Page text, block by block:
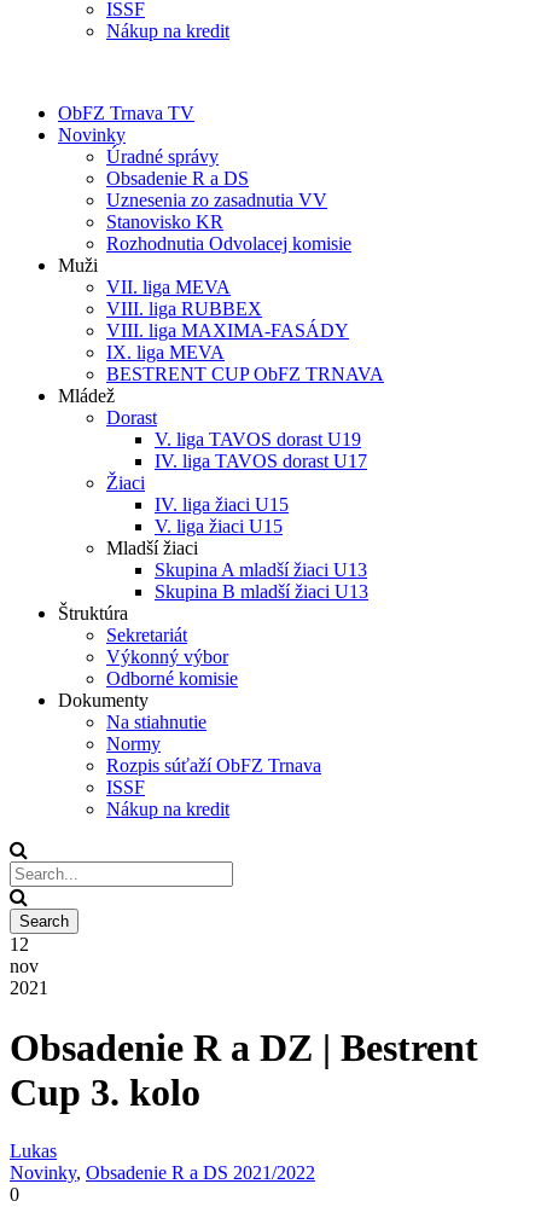
ISSF
Nákup na kredit
ObFZ Trnava TV
Novinky
Úradné správy
Obsadenie R a DS
Uznesenia zo zasadnutia VV
Stanovisko KR
Rozhodnutia Odvolacej komisie
Muži
VII. liga MEVA
VIII. liga RUBBEX
VIII. liga MAXIMA-FASÁDY
IX. liga MEVA
BESTRENT CUP ObFZ TRNAVA
Mládež
Dorast
V. liga TAVOS dorast U19
IV. liga TAVOS dorast U17
Žiaci
IV. liga žiaci U15
V. liga žiaci U15
Mladší žiaci
Skupina A mladší žiaci U13
Skupina B mladší žiaci U13
Štruktúra
Sekretariát
Výkonný výbor
Odborné komisie
Dokumenty
Na stiahnutie
Normy
Rozpis súťaží ObFZ Trnava
ISSF
Nákup na kredit
12
nov
2021
Obsadenie R a DZ | Bestrent
Cup 3. kolo
Lukas
Novinky, Obsadenie R a DS 2021/2022
0